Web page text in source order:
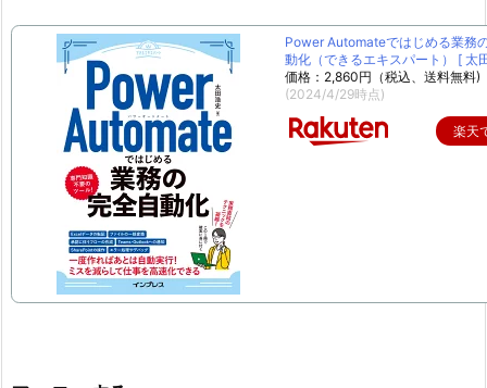
Power Automateではじめる業務
動化（できるエキスパート） [ 太
価格：2,860円（税込、送料無料)
(2024/4/29時点)
楽天